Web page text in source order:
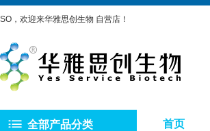
SO，欢迎来华雅思创生物 自营店！
全部产品分类 首页